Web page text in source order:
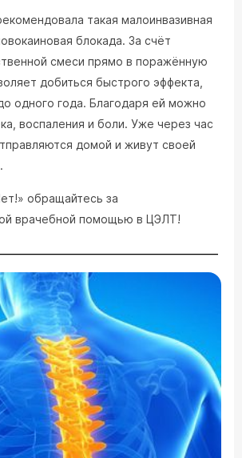
такая малоинвазивная
блокада. За счёт
смеси прямо в поражённую
добиться быстрого эффекта,
одного года. Благодаря ей можно
воспаления и боли. Уже через час
домой и живут своей
обращайтесь за
врачебной помощью в ЦЭЛТ!